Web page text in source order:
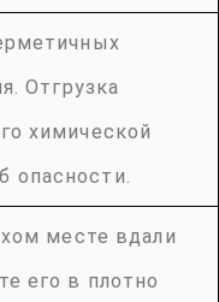
Отгрузка
химической
опасности.
месте вдали
его в плотно